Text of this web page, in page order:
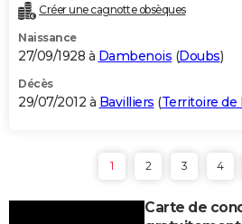
Créer une cagnotte obsèques
Naissance
27/09/1928 à Dambenois (Doubs)
Décès
29/07/2012 à Bavilliers (Territoire de
1 2 3 4
Carte de